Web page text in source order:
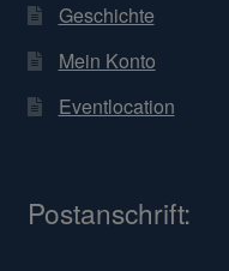
Geschichte
Mein Konto
Eventlocation
Postanschrift: